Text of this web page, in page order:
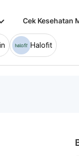
Cek Kesehatan
Halofit